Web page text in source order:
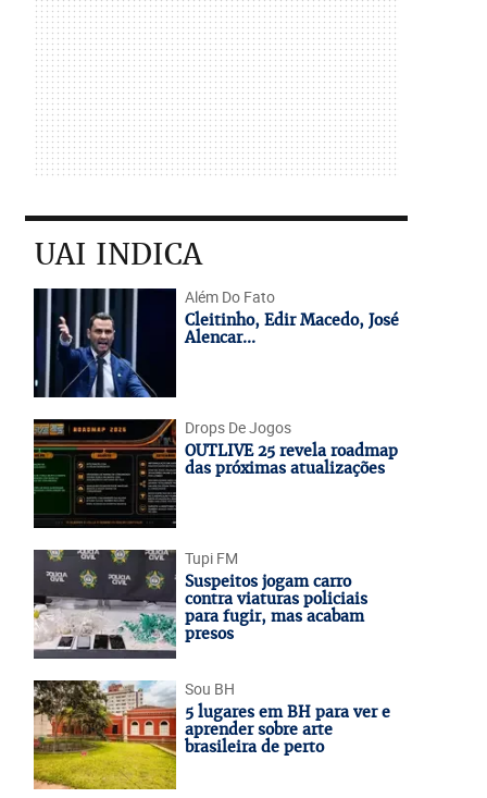
UAI INDICA
Além Do Fato
Cleitinho, Edir Macedo, José
Alencar...
Drops De Jogos
OUTLIVE 25 revela roadmap
das próximas atualizações
Tupi FM
Suspeitos jogam carro
contra viaturas policiais
para fugir, mas acabam
presos
Sou BH
5 lugares em BH para ver e
aprender sobre arte
brasileira de perto